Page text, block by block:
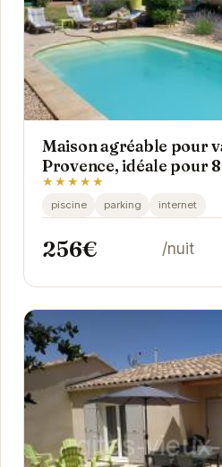
Maison agréable pour
Provence, idéale pour
★★★★★
piscine parking internet
256€ /nuit